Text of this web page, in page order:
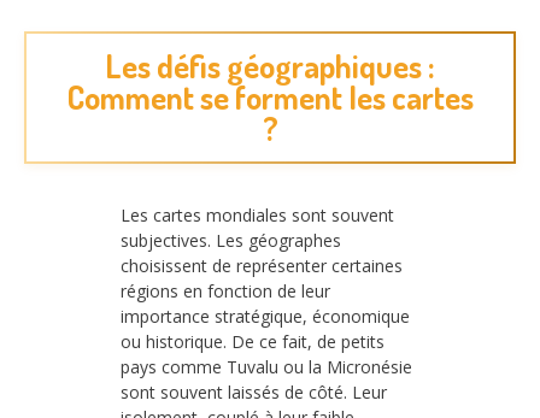
Les défis géographiques :
Comment se forment les cartes
?
Les cartes mondiales sont souvent
subjectives. Les géographes
choisissent de représenter certaines
régions en fonction de leur
importance stratégique, économique
ou historique. De ce fait, de petits
pays comme Tuvalu ou la Micronésie
sont souvent laissés de côté. Leur